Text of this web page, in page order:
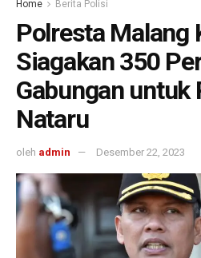
Home Berita Polisi
Polresta Malang
Siagakan 350
Gabungan untuk
Nataru
oleh admin Desember 22, 2023